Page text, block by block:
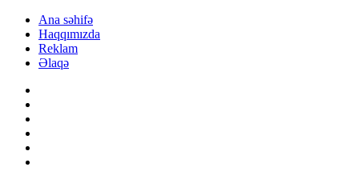
Ana səhifə
Haqqımızda
Reklam
Əlaqə